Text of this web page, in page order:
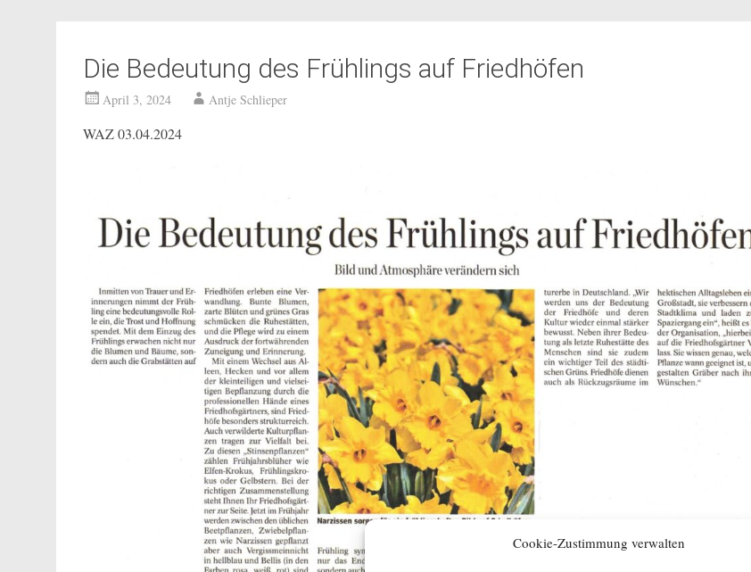
Cookie-Zustimmung verwalten
Die Bedeutung des Frühlings auf Friedhöfen
April 3, 2024 Antje Schlieper
WAZ 03.04.2024